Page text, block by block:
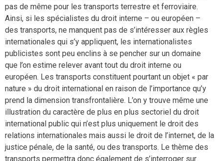
pas de même pour les transports terrestre et ferroviaire.
Ainsi, si les spécialistes du droit interne – ou européen –
des transports, ne manquent pas de s’intéresser aux règles
internationales qui s’y appliquent, les internationalistes
publicistes sont peu enclins à se pencher sur un domaine
que l’on estime relever avant tout du droit interne ou
européen. Les transports constituent pourtant un objet « par
nature » du droit international en raison de l’importance qu’y
prend la dimension transfrontalière. L’on y trouve même une
illustration du caractère de plus en plus sectoriel du droit
international public qui n’est plus uniquement le droit des
relations internationales mais aussi le droit de l’internet, de la
justice pénale, de la santé, ou des transports. Le thème des
transports permettra donc également de s’interroger sur